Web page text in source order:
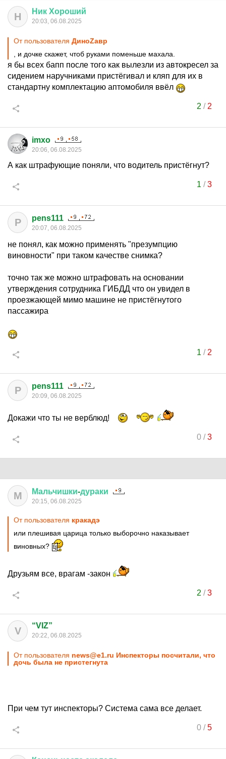
Н Ник Хороший
20:03, 06.08.2025
От пользователя ДиноZавp
, и дочке скажет, чтоб руками поменьше махала.
я бы всех бапп после того как вылезли из автокресел за
сидением наручниками пристёгивал и кляп для их в
стандартну комплектацию аптомобиля ввёл
2 / 2
imxo
20:06, 06.08.2025
А как штрафующие поняли, что водитель пристёгнут?
1 /3
P pens111
20:07, 06.08.2025
не понял, как можно применять "презумпцию
виновности" при таком качестве снимка?
точно так же можно штрафовать на основании
утверждения сотрудника ГИБДД что он увидел в
проезжающей мимо машине не пристёгнутого
пассажира
1 / 2
P pens111
20:09, 06.08.2025
Докажи что ты не верблюд!
0/3
М Мальчишки-дураки
20:15, 06.08.2025
От пользователя кракадэ
или плешивая царица только выборочно наказывает
виновных?
Друзьям все, врагам -закон
2 /3
V “VIZ”
20:22, 06.08.2025
От пользователя news@e1.ru Инспекторы посчитали, что
дочь была не пристегнута
При чем тут инспекторы? Система сама все делает.
0/5